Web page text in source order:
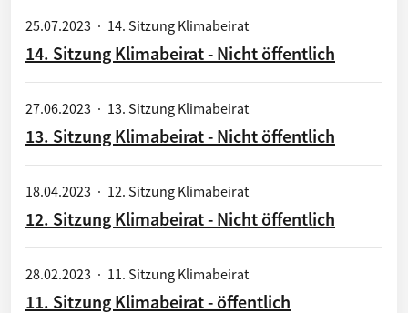
25.07.2023 · 14. Sitzung Klimabeirat
14. Sitzung Klimabeirat - Nicht öffentlich
27.06.2023 · 13. Sitzung Klimabeirat
13. Sitzung Klimabeirat - Nicht öffentlich
18.04.2023 · 12. Sitzung Klimabeirat
12. Sitzung Klimabeirat - Nicht öffentlich
28.02.2023 · 11. Sitzung Klimabeirat
11. Sitzung Klimabeirat - öffentlich